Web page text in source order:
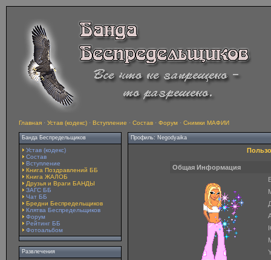
Главная · Устав (кодекс) · Вступление · Состав · Форум · Снимки МАФИИ
Банда Беспредельщиков
Устав (кодекс)
Состав
Вступление
Книга Поздравлений ББ
Книга ЖАЛОБ
Друзья и Враги БАНДЫ
ЗАГС ББ
Чат ББ
Бредни Беспредельщиков
Клятва Беспредельщиков
Форум
Рейтинг ББ
Фотоальбом
Развлечения
Профиль: Negodyaika
Общая Информация